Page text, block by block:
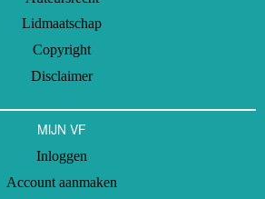
Lidmaatschap
Copyright
Disclaimer
MIJN VF
Inloggen
Account aanmaken